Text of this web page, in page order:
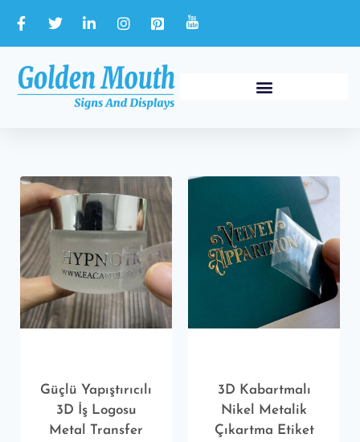
Güçlü Yapıştırıcılı
3D İş Logosu
Metal Transfer
3D Kabartmalı
Nikel Metalik
Çıkartma Etiket